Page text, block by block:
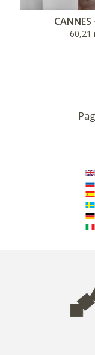
60,21